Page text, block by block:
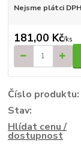
Nejsme plátci DPH
181,00 Kč/ks
Číslo produktu:
Stav:
Hlídat cenu /
dostupnost